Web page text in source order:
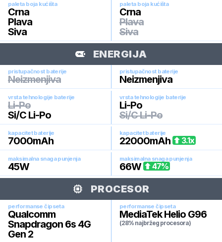
paleta boja kućišta
Crna
Plava
Siva
paleta boja kućišta
Crna
Plava
Siva
ENERGIJA
pristupačnost baterije
Neizmenjiva
pristupačnost baterije
Neizmenjiva
vrsta tehnologije baterije
Li-Po
Si/C Li-Po
vrsta tehnologije baterije
Li-Po
Si/C Li-Po
kapacitet baterije
7000mAh
kapacitet baterije
22000mAh 3.1x
maksimalna snaga punjenja
45W
maksimalna snaga punjenja
66W 47%
PROCESOR
performanse čipseta
Qualcomm
Snapdragon 6s 4G
Gen 2
performanse čipseta
MediaTek Helio G96
(28% najbržeg procesora)